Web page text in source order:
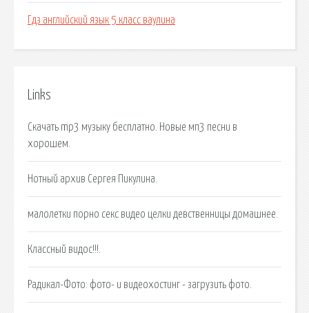
Гдз английский язык 5 класс ваулина
Links
Скачать mp3 музыку бесплатно. Новые мп3 песни в
хорошем.
Нотный архив Сергея Пикулина.
малолетки порно секс видео целки девственницы домашнее.
Классный видос!!!.
Радикал-Фото: фото- и видеохостинг - загрузить фото.